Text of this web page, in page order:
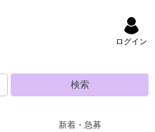
ログイン
新着・急募